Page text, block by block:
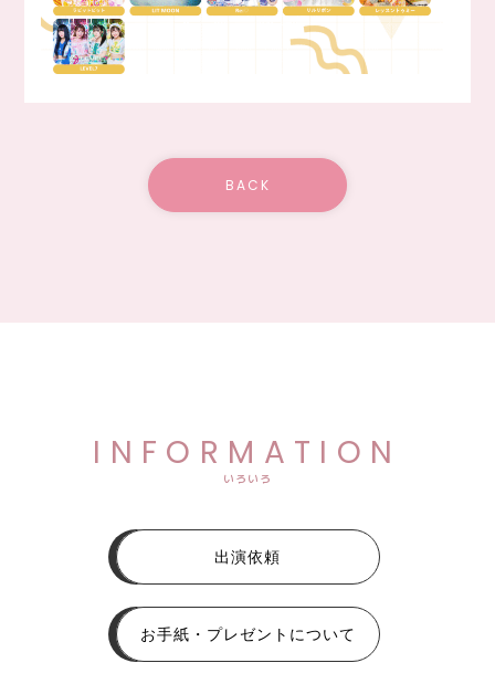
BACK
INFORMATION
いろいろ
出演依頼
お手紙・プレゼントについて